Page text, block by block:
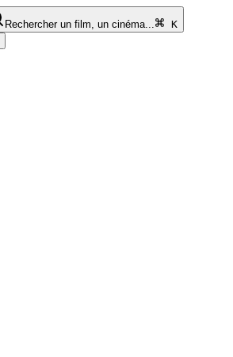
Rechercher un film, un cinéma...
K